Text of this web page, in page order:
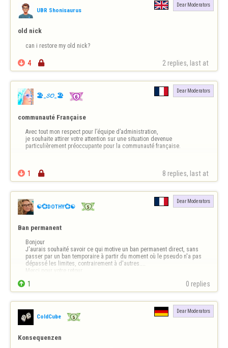
UBR Shonisaurus
Dear Moderators
old nick
can i restore my old nick?
 4  2 replies, last at
🏖️_𝓢𝓞_🏖️
Dear Moderators
communauté Française
Avec tout mon respect pour l’équipe d’administration,
je souhaite attirer votre attention sur une situation devenue
particulièrement préoccupante pour la communauté française.
français(es) sur FlyOrDie a fortement diminué. Beauco…
 1  8 replies, last at
☯️💞DOTHY💞☯️
Dear Moderators
Ban permanent
Bonjour
J'aurais souhaité savoir ce qui motive un ban permanent direct, sans
passer par un ban temporaire à partir du moment où le pseudo n'a pas
dépassé les limites, contrairement à d'autres....
Merci pour votre retour.
 1 0 replies
ColdCube
Dear Moderators
Konsequenzen